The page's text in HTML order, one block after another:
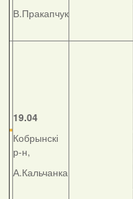
В.Пракапчук
19.04
Кобрынскі
р-н,
А.Кальчанка